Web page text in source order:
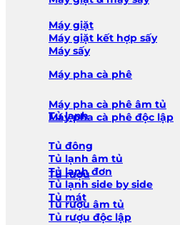
Máy giặt
Máy giặt kết hợp sấy
Máy sấy
Máy pha cà phê
Máy pha cà phê âm tủ
Máy pha cà phê độc lập
Tủ lạnh
Tủ đông
Tủ lạnh âm tủ
Tủ lạnh đơn
Tủ lạnh side by side
Tủ mát
Tủ rượu
Tủ rượu âm tủ
Tủ rượu độc lập